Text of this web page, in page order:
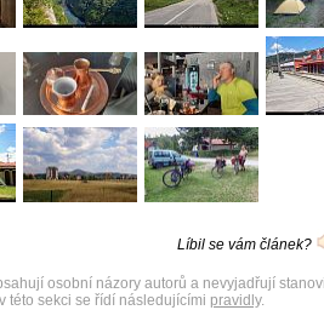
Líbil se vám článek?
osobní názory autorů a nevyjadřují
této sekci se řídí následujícími pravidly.